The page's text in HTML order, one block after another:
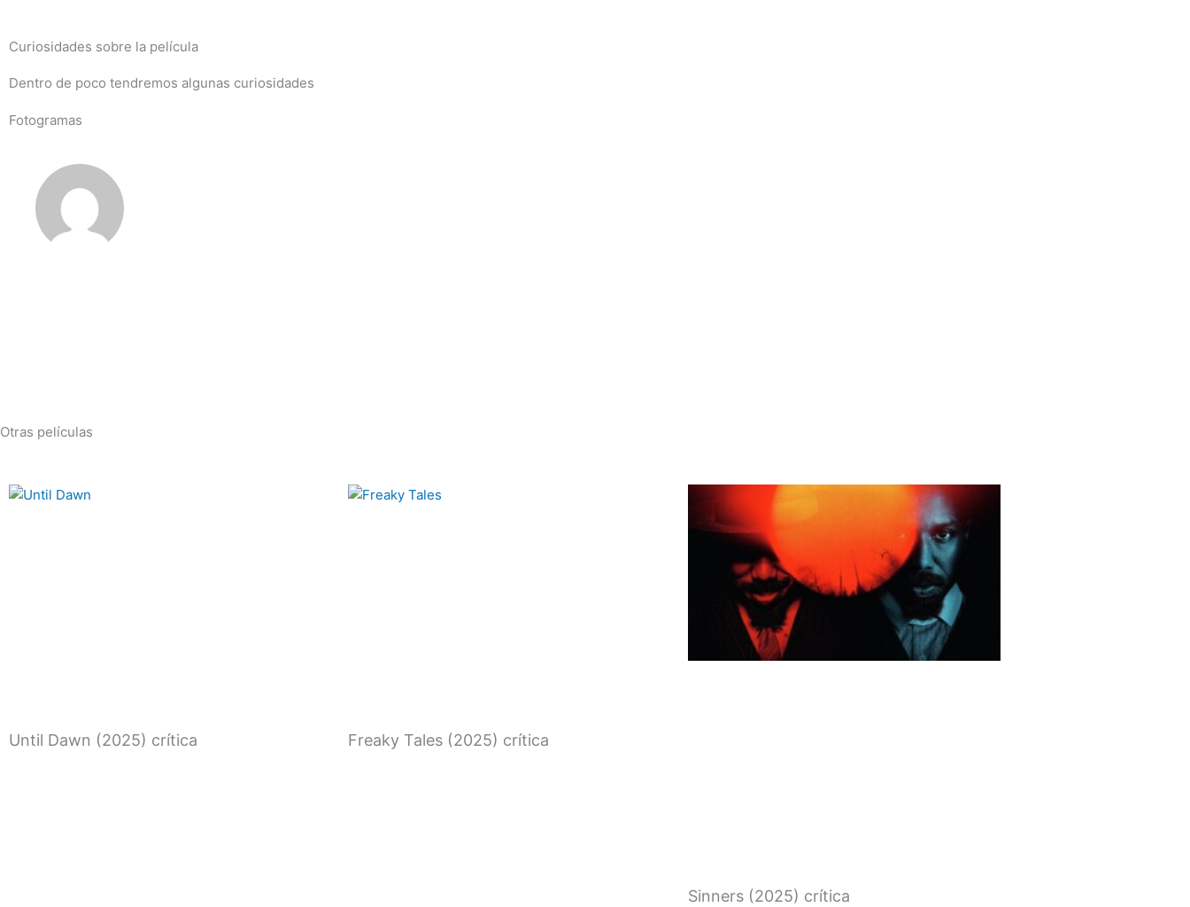
Curiosidades sobre la película
Dentro de poco tendremos algunas curiosidades
Fotogramas
Otras películas
Until Dawn (2025) crítica Freaky Tales (2025) crítica
Sinners (2025) crítica